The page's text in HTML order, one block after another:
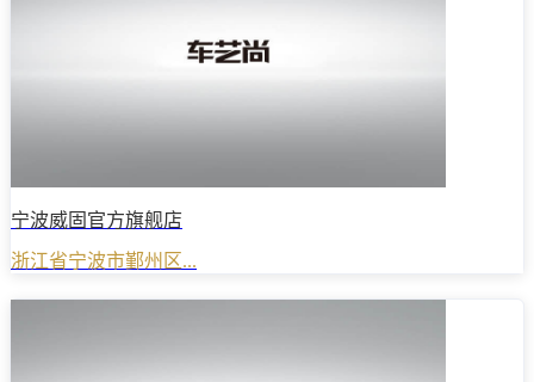
宁波威固官方旗舰店
浙江省宁波市鄞州区...